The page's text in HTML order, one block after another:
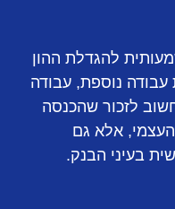
להגדלת ההון
עבודה נוספת, עבודה
לזכור שהכנסה
אלא גם
בעיני הבנק.